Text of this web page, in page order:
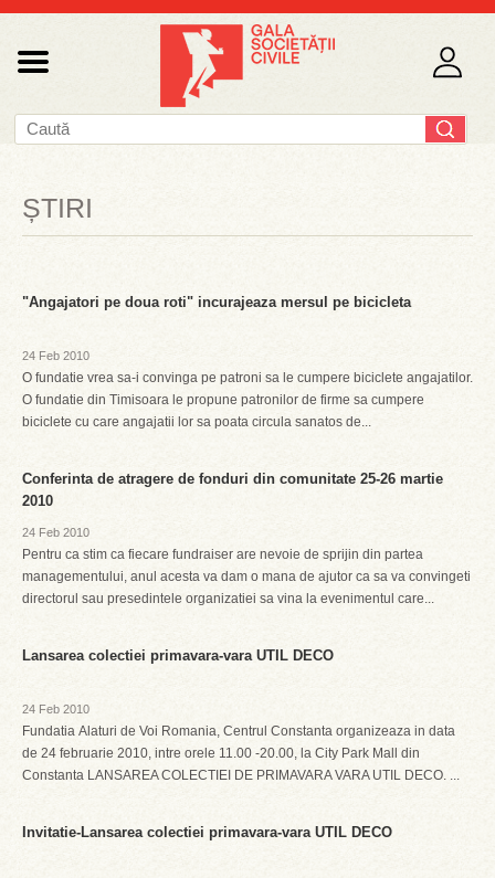
ȘTIRI
"Angajatori pe doua roti" incurajeaza mersul pe bicicleta
24 Feb 2010
O fundatie vrea sa-i convinga pe patroni sa le cumpere biciclete angajatilor.
O fundatie din Timisoara le propune patronilor de firme sa cumpere
biciclete cu care angajatii lor sa poata circula sanatos de...
Conferinta de atragere de fonduri din comunitate 25-26 martie
2010
24 Feb 2010
Pentru ca stim ca fiecare fundraiser are nevoie de sprijin din partea
managementului, anul acesta va dam o mana de ajutor ca sa va convingeti
directorul sau presedintele organizatiei sa vina la evenimentul care...
Lansarea colectiei primavara-vara UTIL DECO
24 Feb 2010
Fundatia Alaturi de Voi Romania, Centrul Constanta organizeaza in data
de 24 februarie 2010, intre orele 11.00 -20.00, la City Park Mall din
Constanta LANSAREA COLECTIEI DE PRIMAVARA VARA UTIL DECO. ...
Invitatie-Lansarea colectiei primavara-vara UTIL DECO